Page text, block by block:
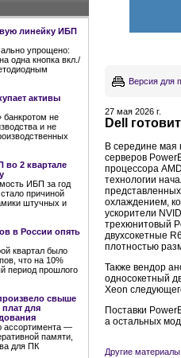
линейку ИБП
упрощено:
одна кнопка вкл./
активы
не
и не
во 2 квартале
ИБП за год
причиной
штучных и
в России опять
квартал было
что на 10%
период прошлого
свыше
для
ассортимента —
памяти,
для ПК
Версия для
27 мая 2026 г.
Dell
В середине мая
серверов
процессора
технологии
охлаждением,
ускорители
трехюнитовый
двухсокетные
плотностью
Также вендор
односокетный
Xeon
Поставки
а остальных
Другие